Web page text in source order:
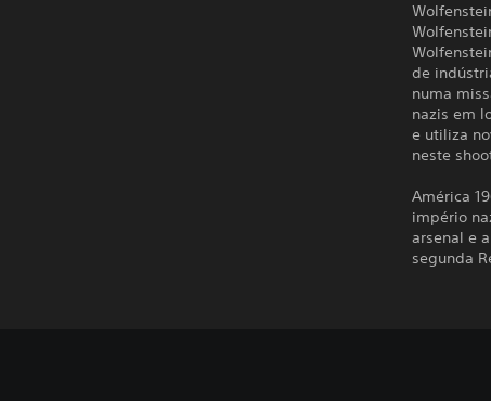
de
numa
nazis em
e utiliza
neste
América
império
arsenal e
segunda